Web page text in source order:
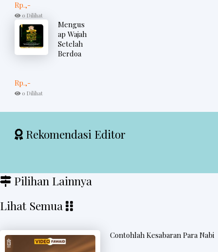
Rp.,-
0 Dilihat
Mengus
ap Wajah
Setelah
Berdoa
Rp.,-
0 Dilihat
Rekomendasi Editor
Pilihan Lainnya
Lihat Semua
Contohlah Kesabaran Para Nabi